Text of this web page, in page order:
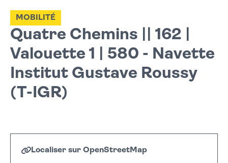
Quatre Chemins || 162 |
Valouette 1 | 580 - Navette
Institut Gustave Roussy
(T-IGR)
MOBILITÉ
Localiser sur OpenStreetMap
Leaflet